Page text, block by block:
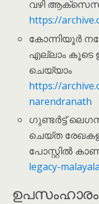
വഴി
https://
കോന്നിയൂർ
എല്ലാം കൂടെ
ചെയ്യാം
https://
narendranath
ഗുണ്ടർട്ട്
ചെയ്ത
പോസ്റ്റിൽ
legacy-
ഉപസംഹാരം